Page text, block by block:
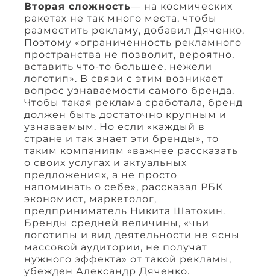
Вторая сложность— на космических
ракетах не так много места, чтобы
разместить рекламу, добавил Дяченко.
Поэтому «ограниченность рекламного
пространства не позволит, вероятно,
вставить что-то большее, нежели
логотип». В связи с этим возникает
вопрос узнаваемости самого бренда.
Чтобы такая реклама сработала, бренд
должен быть достаточно крупным и
узнаваемым. Но если «каждый в
стране и так знает эти бренды», то
таким компаниям «важнее рассказать
о своих услугах и актуальных
предложениях, а не просто
напоминать о себе», рассказал РБК
экономист, маркетолог,
предприниматель Никита Шатохин.
Бренды средней величины, «чьи
логотипы и вид деятельности не ясны
массовой аудитории, не получат
нужного эффекта» от такой рекламы,
убежден Александр Дяченко.